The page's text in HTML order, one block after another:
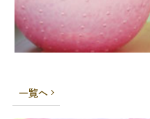
一覧へ